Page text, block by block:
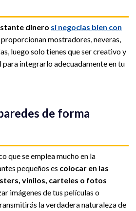
dinero si negocias bien con
mostradores, neveras,
luego solo tienes que ser creativo y
integrarlo adecuadamente en tu
de forma
que se emplea mucho en la
pequeños es colocar en las
vinilos, carteles o fotos
imágenes de tus películas o
la verdadera naturaleza de